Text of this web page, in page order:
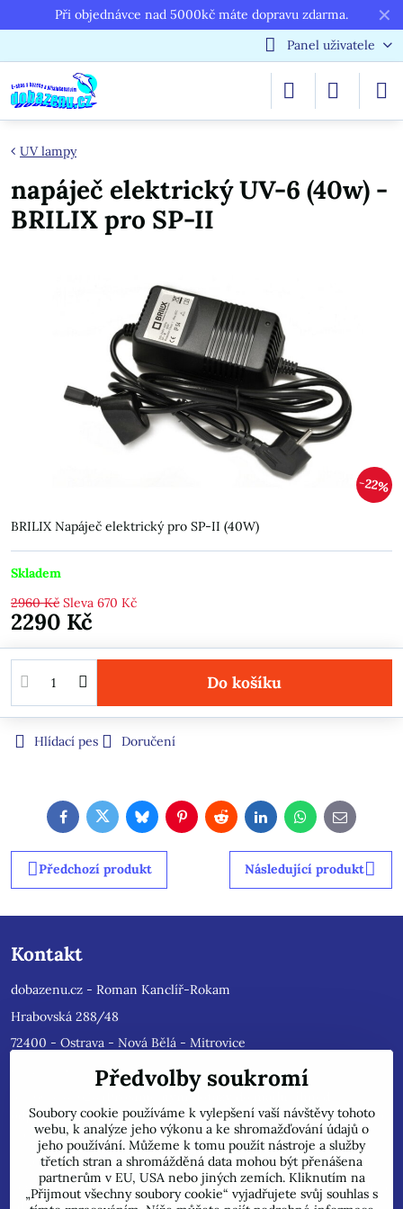
✕
Při objednávce nad 5000kč máte dopravu zdarma.
Panel uživatele
22%
UV lampy
napáječ elektrický UV-6 (40w) -
BRILIX pro SP-II
BRILIX Napáječ elektrický pro SP-II (40W)
Skladem
2960 Kč Sleva 670 Kč
2290 Kč
Do košíku
Hlídací pes Doručení
FacebookTwitterBlueskyPinterestRedditLinkedInWhatsApp
E-
mail
Předchozí produkt Následující produkt
Kontakt
dobazenu.cz - Roman Kanclíř-Rokam
Hrabovská 288/48
72400 - Ostrava - Nová Bělá - Mitrovice
rokam@seznam.cz
(Prosíme nyní dotazy do mailu, ihned
odpovíme, jsme přetíženi). Reklamace prosíme pouze do mailu,
přepošleme výrobci s dalším řešením.
Jsme plátci DPH.
POZOR !!! Jedná se pouze o INTERNETOVÝ PRODEJ, na uvedené
Předvolby soukromí
Soubory cookie používáme k vylepšení vaší návštěvy tohoto
webu, k analýze jeho výkonu a ke shromažďování údajů o
jeho používání. Můžeme k tomu použít nástroje a služby
třetích stran a shromážděná data mohou být přenášena
partnerům v EU, USA nebo jiných zemích. Kliknutím na
„Přijmout všechny soubory cookie“ vyjadřujete svůj souhlas s